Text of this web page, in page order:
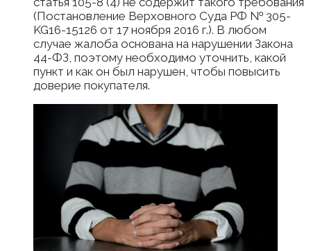
(Постановление Верховного Суда РФ № 305-
KG16-15126 от 17 ноября 2016 г.). В любом
случае жалоба основана на нарушении Закона
44-ФЗ, поэтому необходимо уточнить, какой
пункт и как он был нарушен, чтобы повысить
доверие покупателя.